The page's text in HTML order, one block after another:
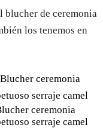
blucher de ceremonia
los tenemos en
ceremonia
serraje camel